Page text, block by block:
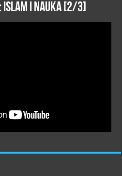
Islam i nauka [2/3]